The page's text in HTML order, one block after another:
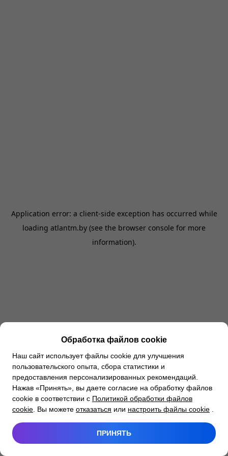
Application error: a client-side exception has occurred while
loading atlantm.by (see the browser console for more
information).
Обработка файлов cookie
Наш сайт использует файлы cookie для улучшения
пользовательского опыта, сбора статистики и
предоставления персонализированных рекомендаций.
Нажав «Принять», вы даете согласие на обработку файлов
cookie в соответствии с Политикой обработки файлов
cookie . Вы можете отказаться или настроить файлы cookie
ПРИНЯТЬ